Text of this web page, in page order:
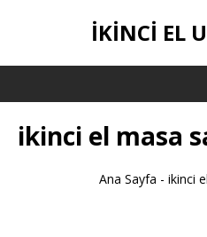
İKİNCİ EL
ikinci el masa
Ana Sayfa - ikinci